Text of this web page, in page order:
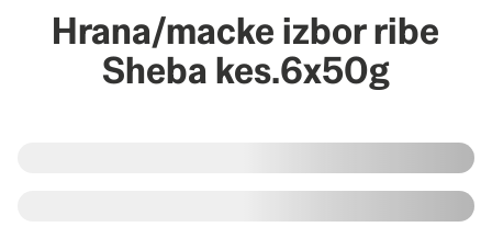
Hrana/macke izbor ribe
Sheba kes.6x50g